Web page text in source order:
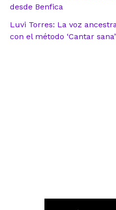
desde Benfica
Luvi Torres: La voz
con el método ‘Cantar sana’